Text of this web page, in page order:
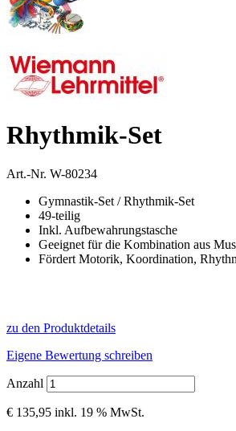
Rhythmik-Set
Art.-Nr. W-80234
Gymnastik-Set / Rhythmik-Set
49-teilig
Inkl. Aufbewahrungstasche
Geeignet für die Kombination aus
Fördert Motorik, Koordination,
zu den Produktdetails
Eigene Bewertung schreiben
Anzahl
€ 135,95 inkl. 19 % MwSt.